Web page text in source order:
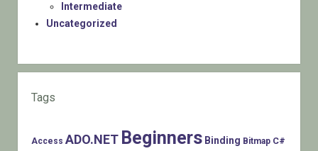
Intermediate
Uncategorized
Tags
Access ADO.NET Beginners Binding Bitmap C#